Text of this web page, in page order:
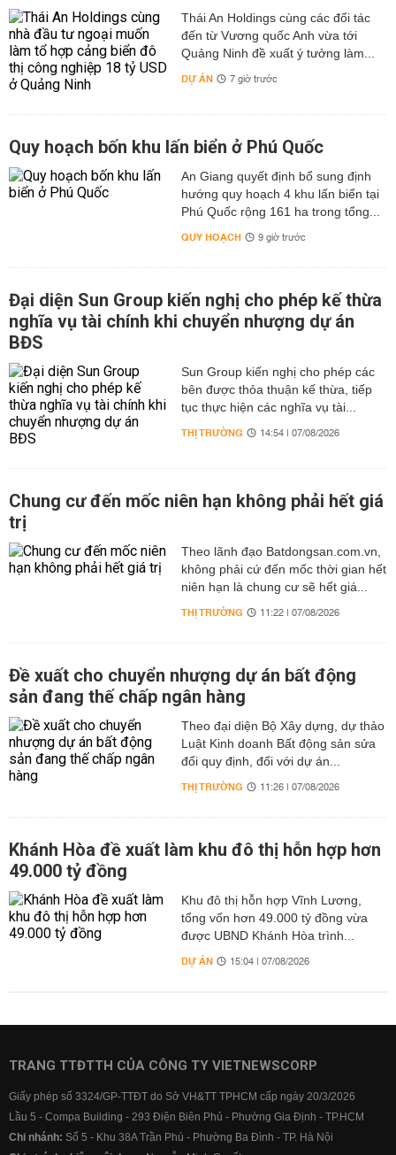
Thái An Holdings cùng các đối tác
đến từ Vương quốc Anh vừa tới
Quảng Ninh đề xuất ý tưởng làm...
DỰ ÁN 7 giờ trước
Quy hoạch bốn khu lấn biển ở Phú Quốc
An Giang quyết định bổ sung định
hướng quy hoạch 4 khu lấn biển tại
Phú Quốc rộng 161 ha trong tổng...
QUY HOẠCH 9 giờ trước
Đại diện Sun Group kiến nghị cho phép kế thừa
nghĩa vụ tài chính khi chuyển nhượng dự án
BĐS
Sun Group kiến nghị cho phép các
bên được thỏa thuận kế thừa, tiếp
tục thực hiện các nghĩa vụ tài...
THỊ TRƯỜNG 14:54 | 07/08/2026
Chung cư đến mốc niên hạn không phải hết giá
trị
Theo lãnh đạo Batdongsan.com.vn,
không phải cứ đến mốc thời gian hết
niên hạn là chung cư sẽ hết giá...
THỊ TRƯỜNG 11:22 | 07/08/2026
Đề xuất cho chuyển nhượng dự án bất động
sản đang thế chấp ngân hàng
Theo đại diện Bộ Xây dựng, dự thảo
Luật Kinh doanh Bất động sản sửa
đổi quy định, đối với dự án...
THỊ TRƯỜNG 11:26 | 07/08/2026
Khánh Hòa đề xuất làm khu đô thị hỗn hợp hơn
49.000 tỷ đồng
Khu đô thị hỗn hợp Vĩnh Lương,
tổng vốn hơn 49.000 tỷ đồng vừa
được UBND Khánh Hòa trình...
DỰ ÁN 15:04 | 07/08/2026
TRANG TTĐTTH CỦA CÔNG TY VIETNEWSCORP
Giấy phép số 3324/GP-TTĐT do Sở VH&TT TPHCM cấp ngày 20/3/2026
Lầu 5 - Compa Building - 293 Điện Biên Phủ - Phường Gia Định - TP.HCM
Chi nhánh: Số 5 - Khu 38A Trần Phú - Phường Ba Đình - TP. Hà Nội